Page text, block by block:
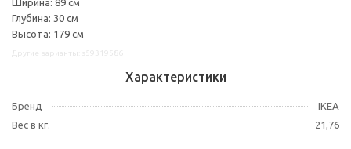
Глубина: 30 см
Высота: 179 см
Характеристики
Бренд
IKEA
Вес в кг.
21,76